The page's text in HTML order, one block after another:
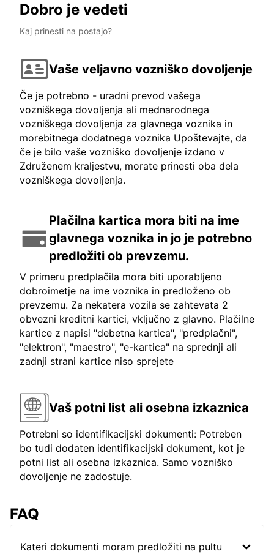
Dobro je vedeti
Kaj prinesti na postajo?
Vaše veljavno vozniško dovoljenje
Če je potrebno - uradni prevod vašega
vozniškega dovoljenja ali mednarodnega
vozniškega dovoljenja za glavnega voznika in
morebitnega dodatnega voznika Upoštevajte, da
če je bilo vaše vozniško dovoljenje izdano v
Združenem kraljestvu, morate prinesti oba dela
vozniškega dovoljenja.
Plačilna kartica mora biti na ime
glavnega voznika in jo je potrebno
predložiti ob prevzemu.
V primeru predplačila mora biti uporabljeno
dobroimetje na ime voznika in predloženo ob
prevzemu. Za nekatera vozila se zahtevata 2
obvezni kreditni kartici, vključno z glavno. Plačilne
kartice z napisi "debetna kartica", "predplačni",
"elektron", "maestro", "e-kartica" na sprednji ali
zadnji strani kartice niso sprejete
Vaš potni list ali osebna izkaznica
Potrebni so identifikacijski dokumenti: Potreben
bo tudi dodaten identifikacijski dokument, kot je
potni list ali osebna izkaznica. Samo vozniško
dovoljenje ne zadostuje.
FAQ
Kateri dokumenti moram predložiti na pultu